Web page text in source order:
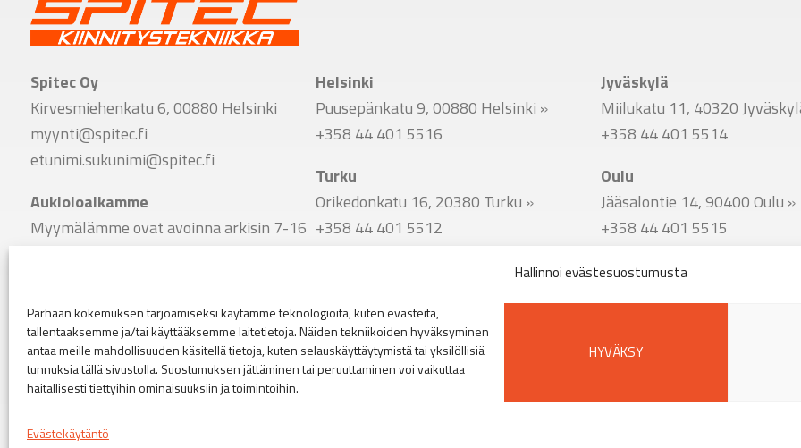
Hallinnoi evästesuostumusta
Parhaan kokemuksen tarjoamiseksi käytämme teknologioita, kuten evästeitä,
tallentaaksemme ja/tai käyttääksemme laitetietoja. Näiden tekniikoiden hyväksyminen
antaa meille mahdollisuuden käsitellä tietoja, kuten selauskäyttäytymistä tai yksilöllisiä
tunnuksia tällä sivustolla. Suostumuksen jättäminen tai peruuttaminen voi vaikuttaa
haitallisesti tiettyihin ominaisuuksiin ja toimintoihin.
HYVÄKSY
Evästekäytäntö
Spitec Oy
Kirvesmiehenkatu 6, 00880 Helsinki
myynti@spitec.fi
etunimi.sukunimi@spitec.fi
Aukioloaikamme
Myymälämme ovat avoinna arkisin 7-16
Seuraa meitä
Linkki Spitecin Instagramiin Linkki Spitecin Facebookkiin LinkedIn
Helsinki
Puusepänkatu 9, 00880 Helsinki »
+358 44 401 5516
Turku
Orikedonkatu 16, 20380 Turku »
+358 44 401 5512
+358 44 401 5513
Jyväskylä
Miilukatu 11, 40320
+358 44 401 5514
Oulu
Jääsalontie 14, 90400 Oulu »
+358 44 401 5515